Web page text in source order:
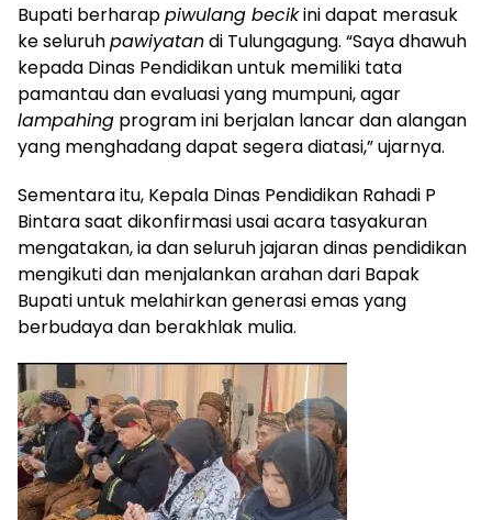
Bupati berharappiwulang becikini dapat merasuk
ke seluruhpawiyatandi Tulungagung. “Saya dhawuh
kepada Dinas Pendidikan untuk memiliki tata
pamantau dan evaluasi yang mumpuni, agar
lampahing program ini berjalan lancar dan alangan
yang menghadang dapat segera diatasi,” ujarnya.
Sementara itu, Kepala Dinas Pendidikan Rahadi P
Bintara saat dikonfirmasi usai acara tasyakuran
mengatakan, ia dan seluruh jajaran dinas pendidikan
mengikuti dan menjalankan arahan dari Bapak
Bupati untuk melahirkan generasi emas yang
berbudaya dan berakhlak mulia.